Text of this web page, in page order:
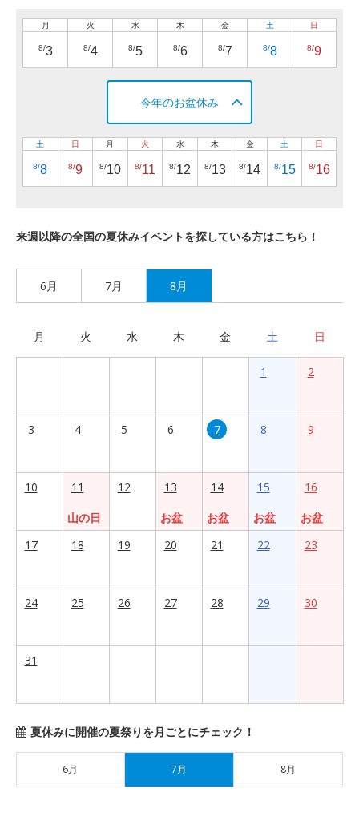
月
8/3
火
8/4
水
8/5
木
8/6
金
8/7
土
8/8
日
8/9
今年のお盆休み
土
8/8
日
8/9
月
8/10
火
8/11
水
8/12
木
8/13
金
8/14
土
8/15
日
8/16
来週以降の全国の夏休みイベントを探している方はこちら！
6月 7月 8月
月 火 水 木 金 土 日
1 2
3 4 5 6 7 8 9
10
11
山の日
12
13
お盆
14
お盆
15
お盆
16
お盆
17
18 19 20 21 22 23
24 25 26 27 28 29 30
31
夏休みに開催の夏祭りを月ごとにチェック！
6月 7月 8月